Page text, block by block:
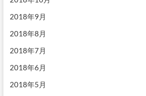
2018年9月
2018年8月
2018年7月
2018年6月
2018年5月